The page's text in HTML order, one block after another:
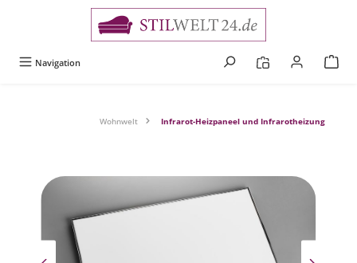
Navigation
Wohnwelt Infrarot-Heizpaneel und Infrarotheizung
Bildergalerie überspringen